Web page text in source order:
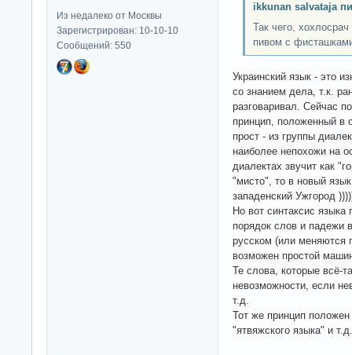
Из недалеко от Москвы
Зарегистрирован: 10-10-10
Сообщений: 550
ikkunan salvataja
Так чего,
пивом с
Украинский язык - это
со знанием дела, т.к.
разговаривал. Сейчас
принцип, положенный в
прост - из группы
наиболее непохожи на
диалектах звучит как
"мисто", то в новый
западенский Ужгород
Но вот синтаксис
порядок слов и падежи
русском (или меняются
возможен простой
Те слова, которые всё-
невозможности, если
т.д.
Тот же принцип положен
"ятвяжского языка" и